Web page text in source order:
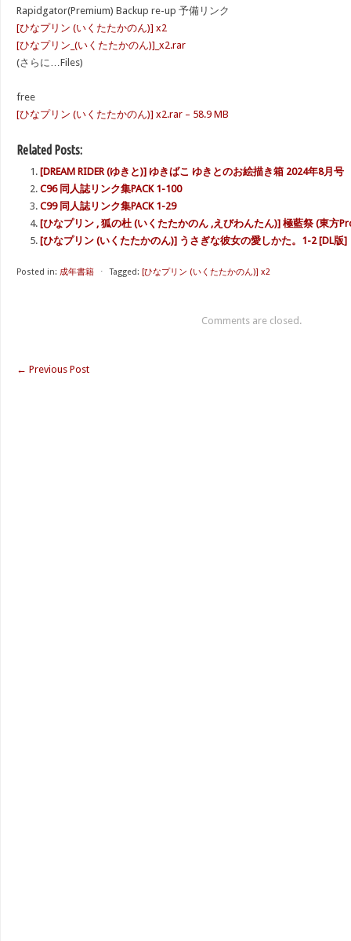
Rapidgator(Premium) Backup re-up 予備リンク
[ひなプリン (いくたたかのん)] x2
[ひなプリン_(いくたたかのん)]_x2.rar
(さらに…Files)
free
[ひなプリン (いくたたかのん)] x2.rar – 58.9 MB
Related Posts:
[DREAM RIDER (ゆきと)] ゆきばこ ゆきとのお絵描き箱 2024年8月号
C96 同人誌リンク集PACK 1-100
C99 同人誌リンク集PACK 1-29
[ひなプリン , 狐の杜 (いくたたかのん ,えびわんたん)] 極藍祭 (東方
[ひなプリン (いくたたかのん)] うさぎな彼女の愛しかた。1-2 [DL版]
Posted in: 成年書籍 ⋅ Tagged: [ひなプリン (いくたたかのん)] x2
Comments are closed.
← Previous Post